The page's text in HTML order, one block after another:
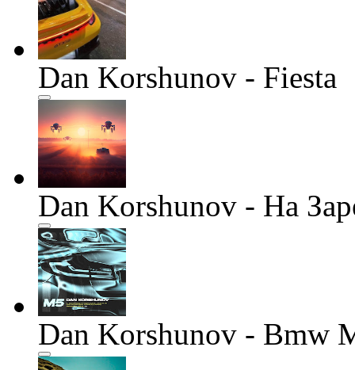
Dan Korshunov - Fiesta
Dan Korshunov - На
Dan Korshunov - Bmw